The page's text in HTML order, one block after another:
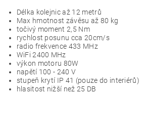
Délka kolejnic až 12 metrů
Max hmotnost závěsu až 80 kg
točivý moment 2,5 Nm
rychlost posunu cca 20cm/s
radio frekvence 433 MHz
WiFi 2400 MHz
výkon motoru 80W
napětí 100 - 240 V
stupeň krytí IP 41 (pouze do interiérů)
hlasitost nižší než 25 DB